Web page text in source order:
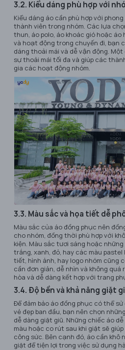
3.2. Kiểu dáng phù hợp với
Kiểu dáng áo cần phù hợp với
thành viên trong nhóm. Các lựa
thun, áo polo, áo khoác gió hoặc áo
và hoạt động trong chuyến đi, bạn
dáng thoải mái và dễ vận động.
sự thoải mái tối đa và giúp các
gia các hoạt động nhóm.
3.3. Màu sắc và họa tiết dễ
Màu sắc của áo đồng phục nên
cho nhóm, đồng thời phù hợp với
kiện. Màu sắc tươi sáng hoặc
trắng, xanh, đỏ, hay các màu pastel
tiết, hình ảnh, hay logo nhóm cũng
cần đơn giản, dễ nhìn và không
hòa và dễ dàng kết hợp với trang
3.4. Độ bền và khả năng giặt
Để đảm bảo áo đồng phục có thể
vẻ đẹp ban đầu, bạn nên chọn
dễ dàng giặt giũ. Những chiếc áo dễ
màu hoặc co rút sau khi giặt sẽ
công sức. Bên cạnh đó, áo cần khô
giặt để tiện lợi trong việc sử dụng